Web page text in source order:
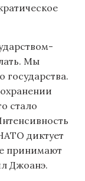
Мы
государства.
стало
диктует
принимают
Джоанэ.